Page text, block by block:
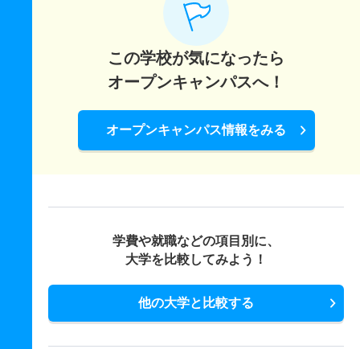
この学校が気になったら
オープンキャンパスへ！
オープンキャンパス情報をみる
学費や就職などの項目別に、
大学を比較してみよう！
他の大学と比較する